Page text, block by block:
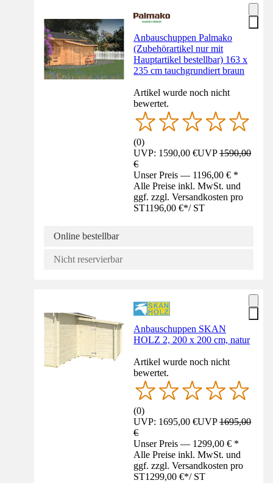
Anbauschuppen Palmako
(Zubehörartikel nur mit
Hauptartikel bestellbar) 163 x
235 cm tauchgrundiert braun
Artikel wurde noch nicht
bewertet.
(0)
UVP: 1590,00 €UVP1590,00
€
Unser Preis — 1196,00 € *
Alle Preise inkl. MwSt. und
ggf. zzgl. Versandkosten pro
ST1196,00 €*/ ST
Online bestellbar
Nicht reservierbar
Anbauschuppen SKAN
HOLZ 2, 200 x 200 cm, natur
Artikel wurde noch nicht
bewertet.
(0)
UVP: 1695,00 €UVP1695,00
€
Unser Preis — 1299,00 € *
Alle Preise inkl. MwSt. und
ggf. zzgl. Versandkosten pro
ST1299,00 €*/ ST